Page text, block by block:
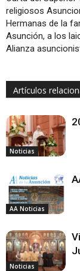
religiosos
Hermanas de la
Asunción, a los
Alianza
Artículos
Noticias
AA Noticias
Noticias